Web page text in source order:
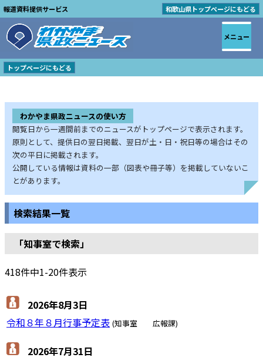
報道資料提供サービス 和歌山県トップページにもどる
トップページにもどる
わかやま県政ニュースの使い方
閲覧日から一週間前までのニュースがトップページで表示されます。
原則として、提供日の翌日掲載、翌日が土・日・祝日等の場合はその
次の平日に掲載されます。
公開している情報は資料の一部（図表や冊子等）を掲載していないこ
とがあります。
検索結果一覧
「知事室で検索」
418件中1-20件表示
2026年8月3日
令和８年８月行事予定表 (知事室 広報課)
2026年7月31日
メニュー